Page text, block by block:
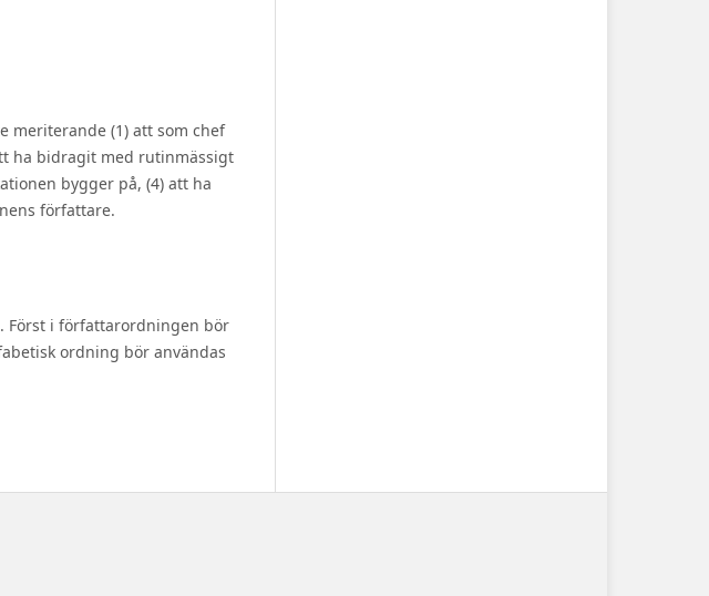
meriterande (1) att som chef
ha bidragit med rutinmässigt
bygger på, (4) att ha
författare.
Först i författarordningen bör
ordning bör användas